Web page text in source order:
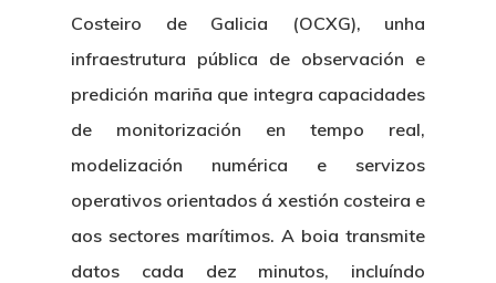
Costeiro de Galicia (OCXG), unha
infraestrutura pública de observación e
predición mariña que integra capacidades
de monitorización en tempo real,
modelización numérica e servizos
operativos orientados á xestión costeira e
aos sectores marítimos. A boia transmite
datos cada dez minutos, incluíndo